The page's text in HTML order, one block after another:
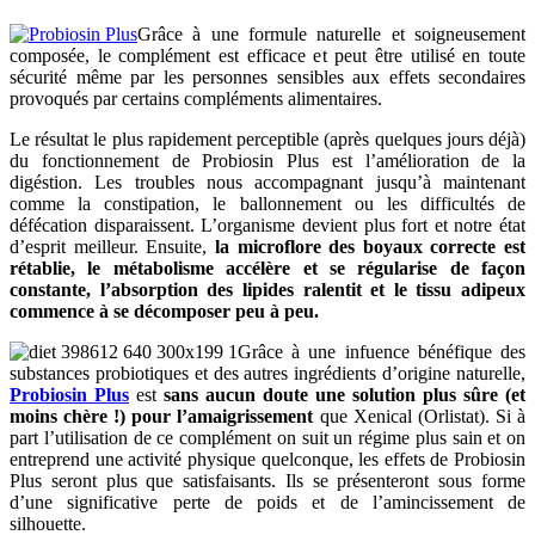
Grâce à une formule naturelle et soigneusement
composée, le complément est efficace et peut être utilisé en toute
sécurité même par les personnes sensibles aux effets secondaires
provoqués par certains compléments alimentaires.
Le résultat le plus rapidement perceptible (après quelques jours déjà)
du fonctionnement de Probiosin Plus est l’amélioration de la
digéstion. Les troubles nous accompagnant jusqu’à maintenant
comme la constipation, le ballonnement ou les difficultés de
défécation disparaissent. L’organisme devient plus fort et notre état
d’esprit meilleur. Ensuite, la microflore des boyaux correcte est
rétablie, le métabolisme accélère et se régularise de façon
constante, l’absorption des lipides ralentit et le tissu adipeux
commence à se décomposer peu à peu.
Grâce à une infuence bénéfique des
substances probiotiques et des autres ingrédients d’origine naturelle,
Probiosin Plus est sans aucun doute une solution plus sûre (et
moins chère !) pour l’amaigrissement que Xenical (Orlistat). Si à
part l’utilisation de ce complément on suit un régime plus sain et on
entreprend une activité physique quelconque, les effets de Probiosin
Plus seront plus que satisfaisants. Ils se présenteront sous forme
d’une significative perte de poids et de l’amincissement de
silhouette.